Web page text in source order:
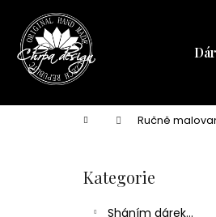
obsah
Domů Ručně
Přeskočit
kategorie
Kategorie
Sháním dárek...
Zpět
do
obchodu
Zpět
do
obchodu